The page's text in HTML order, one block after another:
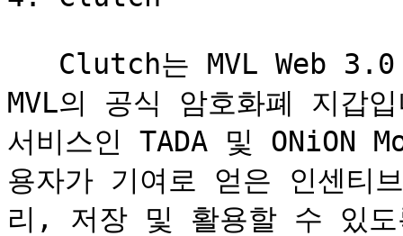
MVL의 공식 암호화폐 지갑
서비스인 TADA 및 ONiON
용자가 기여로 얻은 인센티
리, 저장 및 활용할 수 있